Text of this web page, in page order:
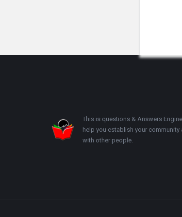
This is questions & Answers Engine
help you establish your community
with other people.